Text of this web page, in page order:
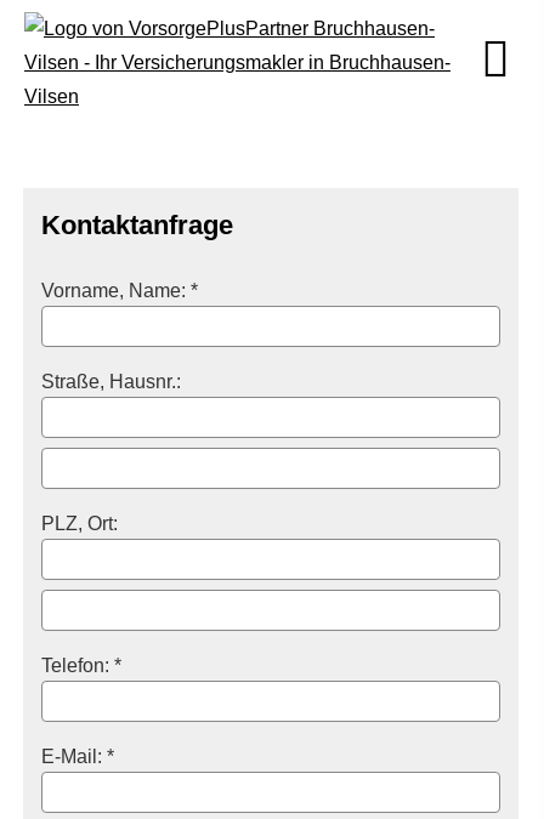
Kontaktanfrage
Vorname, Name: *
Straße, Hausnr.:
PLZ, Ort:
Telefon: *
E-Mail: *